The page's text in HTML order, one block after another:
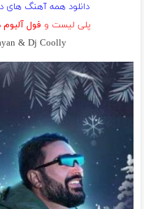
دانلود همه آهنگ
پلی لیست و فول
& Dj Coolly